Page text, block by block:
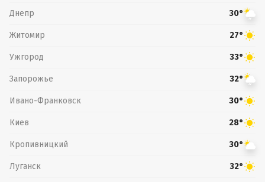
Днепр 30°
Житомир 27°
Ужгород 33°
Запорожье 32°
Ивано-Франковск 30°
Киев 28°
Кропивницкий 30°
Луганск 32°